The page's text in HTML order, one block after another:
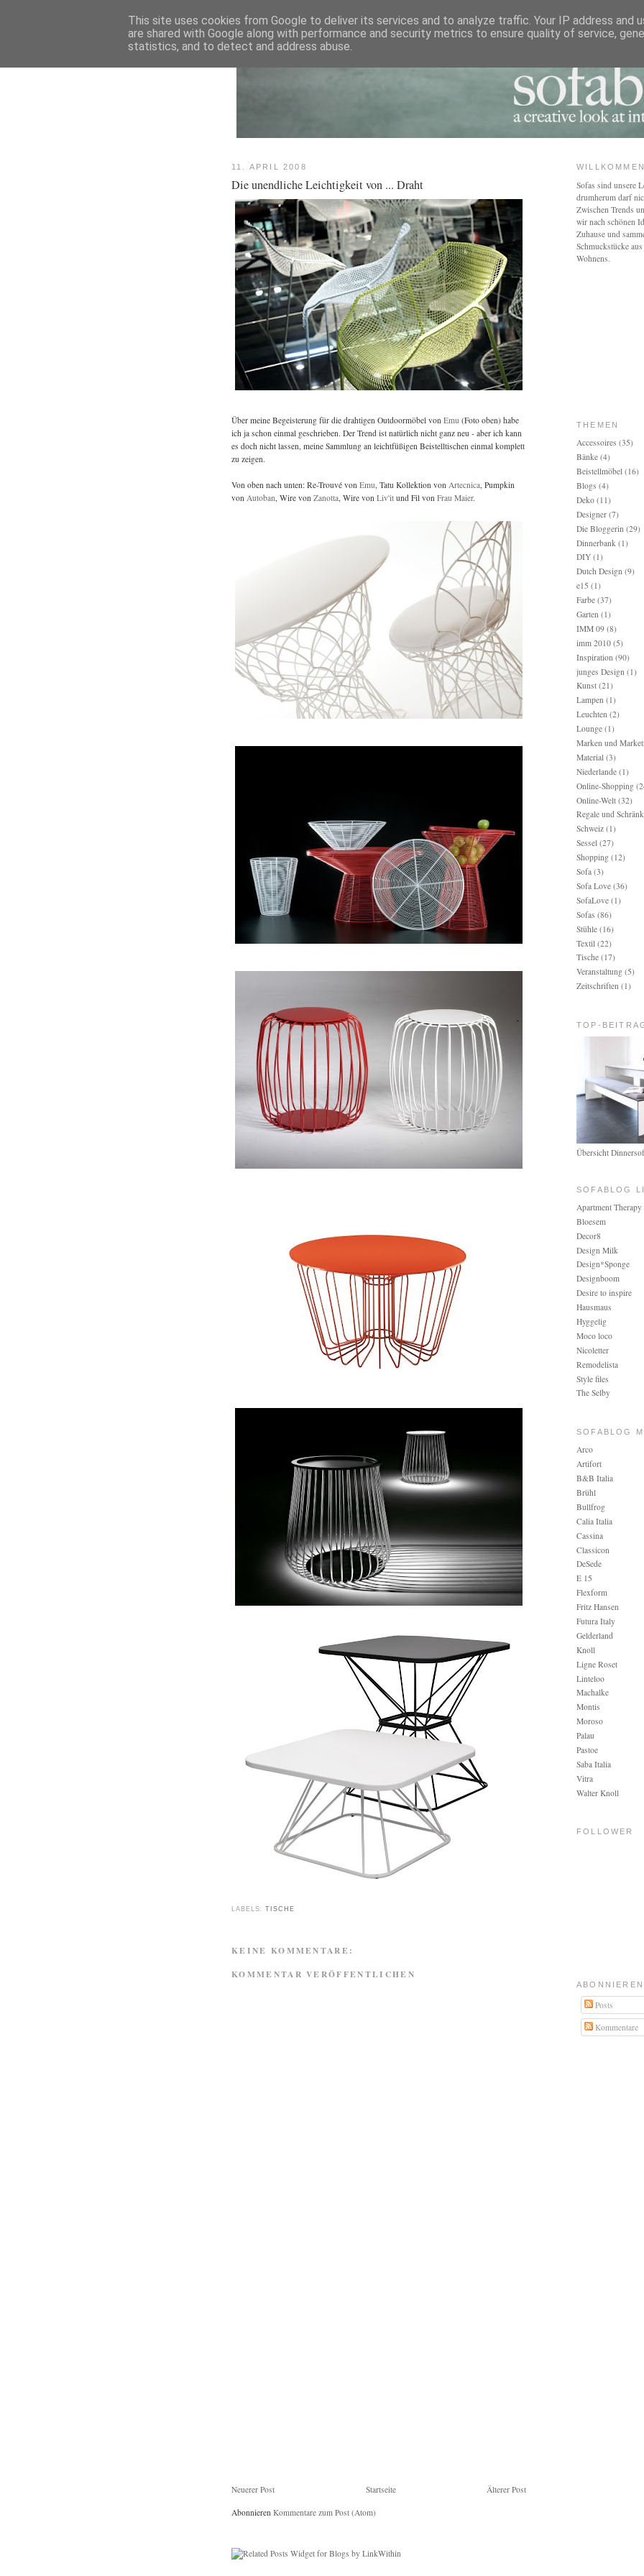
11. APRIL 2008
Die unendliche Leichtigkeit von ... Draht
Über meine Begeisterung für die drahtigen Outdoormöbel von Emu (Foto oben) habe
ich ja schon einmal geschrieben. Der Trend ist natürlich nicht ganz neu - aber ich kann
es doch nicht lassen, meine Sammlung an leichtfüßigen Beistelltischen einmal komplett
zu zeigen.
Von oben nach unten: Re-Trouvé von Emu, Tatu Kollektion von Artecnica, Pumpkin
von Autoban, Wire von Zanotta, Wire von Liv'it und Fil von Frau Maier.
LABELS:TISCHE
KEINE KOMMENTARE:
KOMMENTAR VERÖFFENTLICHEN
Neuerer Post Älterer Post
Startseite
Abonnieren Kommentare zum Post (Atom)
Sofas sind unsere
drumherum darf
Zwischen Trends
wir nach schönen
Zuhause und
Schmuckstücke
Wohnens.
THEMEN
Accessoires (35)
Bänke (4)
Beistellmöbel (16)
Blogs (4)
Deko (11)
Designer (7)
Die Bloggerin (29)
Dinnerbank (1)
DIY (1)
Dutch Design (9)
e15 (1)
Farbe (37)
Garten (1)
IMM 09 (8)
imm 2010 (5)
Inspiration (90)
junges Design (1)
Kunst (21)
Lampen (1)
Leuchten (2)
Lounge (1)
Marken und
Material (3)
Niederlande (1)
Online-Shopping
Online-Welt (32)
Regale und
Schweiz (1)
Sessel (27)
Shopping (12)
Sofa (3)
Sofa Love (36)
SofaLove (1)
Sofas (86)
Stühle (16)
Textil (22)
Tische (17)
Veranstaltung (5)
Zeitschriften (1)
TOP-
Übersicht
SOFABLOG
Apartment Therapy
Bloesem
Decor8
Design Milk
Design*Sponge
Designboom
Desire to inspire
Hausmaus
Hyggelig
Moco loco
Nicoletter
Remodelista
Style files
The Selby
SOFABLOG
Arco
Artifort
B&B Italia
Brühl
Bullfrog
Calia Italia
Cassina
Classicon
DeSede
E 15
Flexform
Fritz Hansen
Futura Italy
Gelderland
Knoll
Ligne Roset
Linteloo
Machalke
Montis
Moroso
Palau
Pastoe
Saba Italia
Vitra
Walter Knoll
FOLLOWER
Posts
Kommentare
This site uses cookies from Google to deliver its services and to analyze traffic. Your IP address and
are shared with Google along with performance and security metrics to ensure quality of service,
statistics, and to detect and address abuse.